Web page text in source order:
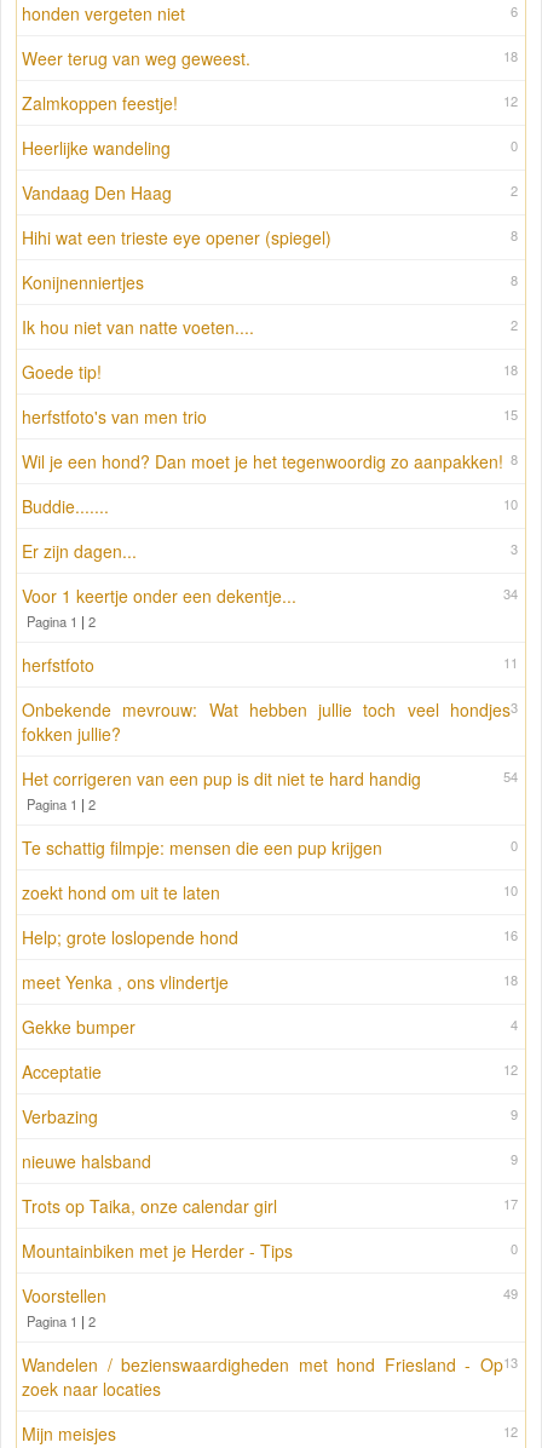
6
honden vergeten niet
18
Weer terug van weg geweest.
12
Zalmkoppen feestje!
0
Heerlijke wandeling
2
Vandaag Den Haag
8
Hihi wat een trieste eye opener (spiegel)
8
Konijnenniertjes
2
Ik hou niet van natte voeten....
18
Goede tip!
15
herfstfoto's van men trio
8
Wil je een hond? Dan moet je het tegenwoordig zo aanpakken!
10
Buddie.......
3
Er zijn dagen...
34
Voor 1 keertje onder een dekentje...
Pagina 1 | 2
11
herfstfoto
3
Onbekende mevrouw: Wat hebben jullie toch veel hondjes
fokken jullie?
54
Het corrigeren van een pup is dit niet te hard handig
Pagina 1 | 2
0
Te schattig filmpje: mensen die een pup krijgen
10
zoekt hond om uit te laten
16
Help; grote loslopende hond
18
meet Yenka , ons vlindertje
4
Gekke bumper
12
Acceptatie
9
Verbazing
9
nieuwe halsband
17
Trots op Taika, onze calendar girl
0
Mountainbiken met je Herder - Tips
49
Voorstellen
Pagina 1 | 2
13
Wandelen / bezienswaardigheden met hond Friesland - Op
zoek naar locaties
12
Mijn meisjes